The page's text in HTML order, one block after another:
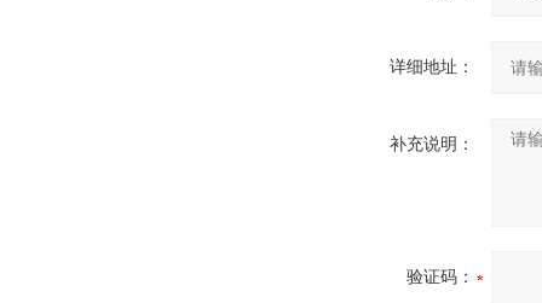
详细地址：
补充说明：
验证码：